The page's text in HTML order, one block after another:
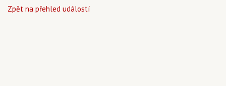
Zpět na přehled událostí